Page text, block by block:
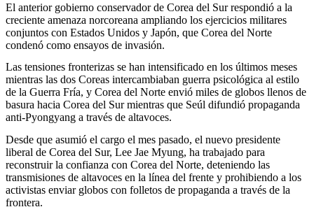
El anterior gobierno conservador de Corea del Sur respondió a la
creciente amenaza norcoreana ampliando los ejercicios militares
conjuntos con Estados Unidos y Japón, que Corea del Norte
condenó como ensayos de invasión.
Las tensiones fronterizas se han intensificado en los últimos meses
mientras las dos Coreas intercambiaban guerra psicológica al estilo
de la Guerra Fría, y Corea del Norte envió miles de globos llenos de
basura hacia Corea del Sur mientras que Seúl difundió propaganda
anti-Pyongyang a través de altavoces.
Desde que asumió el cargo el mes pasado, el nuevo presidente
liberal de Corea del Sur, Lee Jae Myung, ha trabajado para
reconstruir la confianza con Corea del Norte, deteniendo las
transmisiones de altavoces en la línea del frente y prohibiendo a los
activistas enviar globos con folletos de propaganda a través de la
frontera.